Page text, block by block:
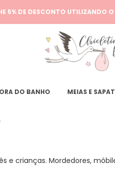
5% DE DESCONTO UTILIZANDO
DO BANHO MEIAS E
e crianças. Mordedores,